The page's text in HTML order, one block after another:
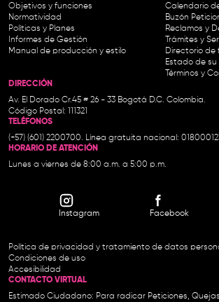
Objetivos y funciones
Normatividad
Políticas y Planes
Informes de Gestión
Manual de producción y estilo
Calendario
Buzón
Reclamos y
Trámites y
Directorio de
Estado de su
Términos y
DIRECCIÓN
Av. El Dorado Cr.45 # 26 - 33 Bogotá D.C. Colombia.
Código Postal: 111321
TELÉFONOS
(+57) (601) 2200700. Línea gratuita nacional:
HORARIO DE ATENCIÓN
Lunes a viernes de 8:00 a.m. a 5:00 p.m.
Instagram Facebook
Política de privacidad y tratamiento de datos
Condiciones de uso
Accesibilidad
CONTACTO VIRTUAL
Estimado Ciudadano: Para radicar Peticiones,